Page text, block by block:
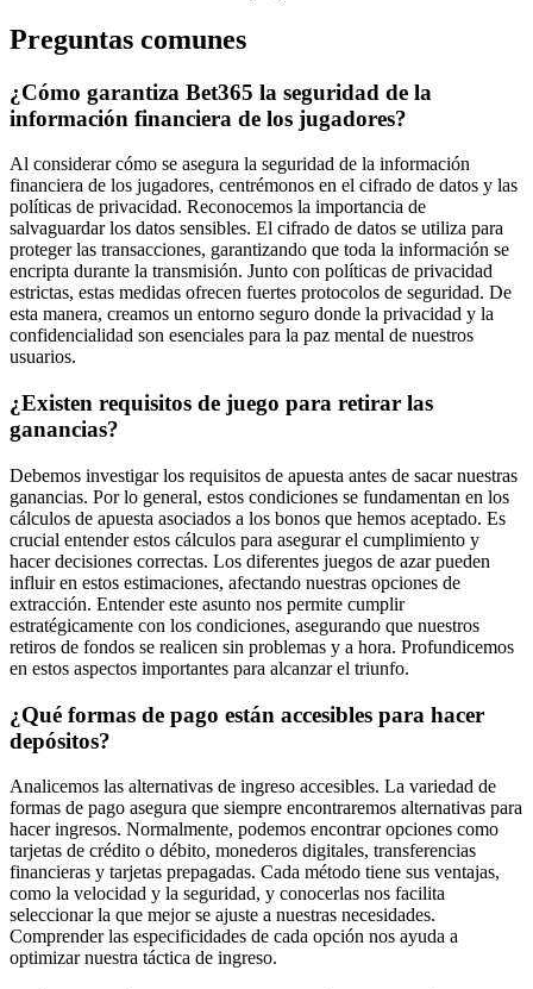
Preguntas comunes
¿Cómo garantiza Bet365 la seguridad de la
información financiera de los jugadores?
Al considerar cómo se asegura la seguridad de la información
financiera de los jugadores, centrémonos en el cifrado de datos y las
políticas de privacidad. Reconocemos la importancia de
salvaguardar los datos sensibles. El cifrado de datos se utiliza para
proteger las transacciones, garantizando que toda la información se
encripta durante la transmisión. Junto con políticas de privacidad
estrictas, estas medidas ofrecen fuertes protocolos de seguridad. De
esta manera, creamos un entorno seguro donde la privacidad y la
confidencialidad son esenciales para la paz mental de nuestros
usuarios.
¿Existen requisitos de juego para retirar las
ganancias?
Debemos investigar los requisitos de apuesta antes de sacar nuestras
ganancias. Por lo general, estos condiciones se fundamentan en los
cálculos de apuesta asociados a los bonos que hemos aceptado. Es
crucial entender estos cálculos para asegurar el cumplimiento y
hacer decisiones correctas. Los diferentes juegos de azar pueden
influir en estos estimaciones, afectando nuestras opciones de
extracción. Entender este asunto nos permite cumplir
estratégicamente con los condiciones, asegurando que nuestros
retiros de fondos se realicen sin problemas y a hora. Profundicemos
en estos aspectos importantes para alcanzar el triunfo.
¿Qué formas de pago están accesibles para hacer
depósitos?
Analicemos las alternativas de ingreso accesibles. La variedad de
formas de pago asegura que siempre encontraremos alternativas para
hacer ingresos. Normalmente, podemos encontrar opciones como
tarjetas de crédito o débito, monederos digitales, transferencias
financieras y tarjetas prepagadas. Cada método tiene sus ventajas,
como la velocidad y la seguridad, y conocerlas nos facilita
seleccionar la que mejor se ajuste a nuestras necesidades.
Comprender las especificidades de cada opción nos ayuda a
optimizar nuestra táctica de ingreso.